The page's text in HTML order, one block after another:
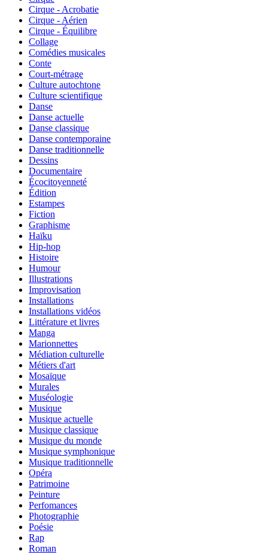
Cirque - Acrobatie
Cirque - Aérien
Cirque - Équilibre
Collage
Comédies musicales
Conte
Court-métrage
Culture autochtone
Culture scientifique
Danse
Danse actuelle
Danse classique
Danse contemporaine
Danse traditionnelle
Dessins
Documentaire
Écocitoyenneté
Édition
Estampes
Fiction
Graphisme
Haïku
Hip-hop
Histoire
Humour
Illustrations
Improvisation
Installations
Installations vidéos
Littérature et livres
Manga
Marionnettes
Médiation culturelle
Métiers d'art
Mosaïque
Murales
Muséologie
Musique
Musique actuelle
Musique classique
Musique du monde
Musique symphonique
Musique traditionnelle
Opéra
Patrimoine
Peinture
Perfomances
Photographie
Poésie
Rap
Roman